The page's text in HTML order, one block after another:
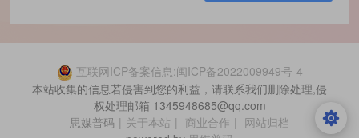
互联网ICP备案信息:闽ICP备2022009949号-4
本站收集的信息若侵害到您的利益，请联系我们删除处理,侵
权处理邮箱 1345948685@qq.com
思媒普码 | 关于本站 | 商业合作 | 网站归档